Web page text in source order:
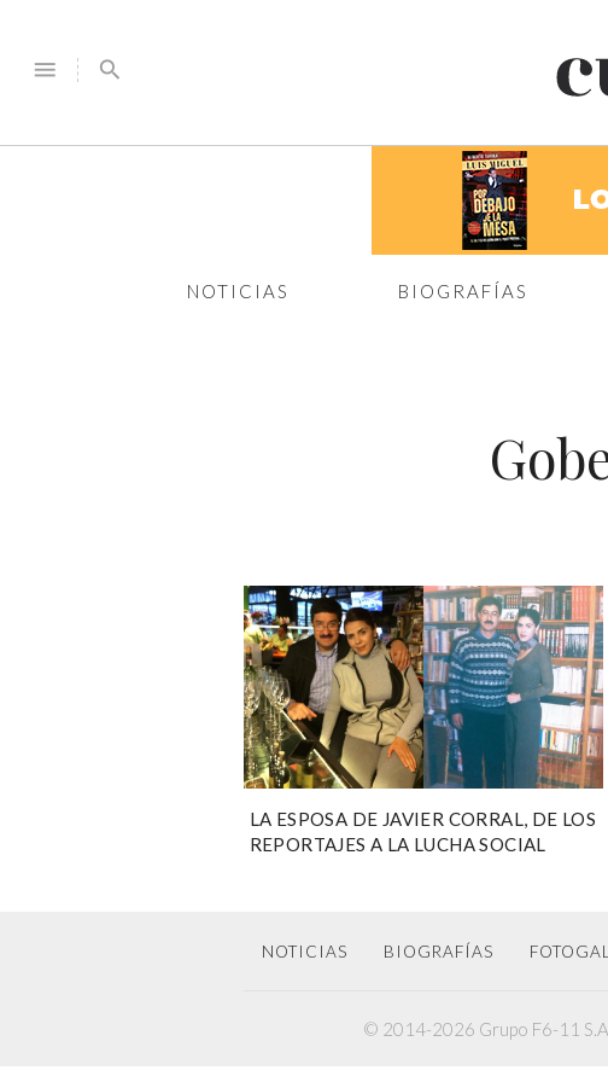
menu search
NOTICIAS BIOGRAFÍAS
LA ESPOSA DE JAVIER CORRAL, DE LOS
REPORTAJES A LA LUCHA SOCIAL
NOTICIAS BIOGRAFÍAS
© 2014-2026 Grupo F6-11